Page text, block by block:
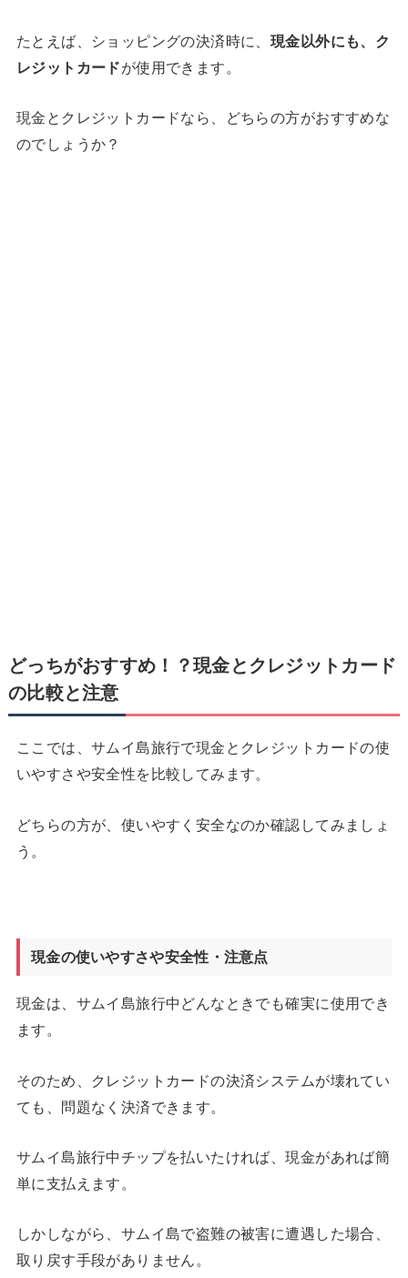
たとえば、ショッピングの決済時に、 現金以外にも、ク
レジットカードが使用できます。
現金とクレジットカードなら、どちらの方がおすすめな
のでしょうか？
どっちがおすすめ！？現金とクレジットカード
の比較と注意
ここでは、サムイ島旅行で現金とクレジットカードの使
いやすさや安全性を比較してみます。
どちらの方が、使いやすく安全なのか確認してみましょ
う。
現金の使いやすさや安全性・注意点
現金は、サムイ島旅行中どんなときでも確実に使用でき
ます。
そのため、クレジットカードの決済システムが壊れてい
ても、問題なく決済できます。
サムイ島旅行中チップを払いたければ、現金があれば簡
単に支払えます。
しかしながら、サムイ島で盗難の被害に遭遇した場合、
取り戻す手段がありません。